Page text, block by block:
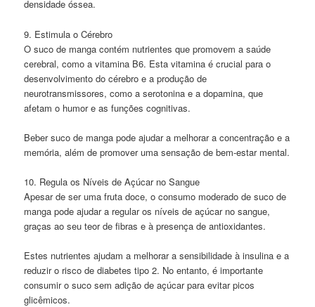
densidade óssea.
9. Estimula o Cérebro
O suco de manga contém nutrientes que promovem a saúde
cerebral, como a vitamina B6. Esta vitamina é crucial para o
desenvolvimento do cérebro e a produção de
neurotransmissores, como a serotonina e a dopamina, que
afetam o humor e as funções cognitivas.
Beber suco de manga pode ajudar a melhorar a concentração e a
memória, além de promover uma sensação de bem-estar mental.
10. Regula os Níveis de Açúcar no Sangue
Apesar de ser uma fruta doce, o consumo moderado de suco de
manga pode ajudar a regular os níveis de açúcar no sangue,
graças ao seu teor de fibras e à presença de antioxidantes.
Estes nutrientes ajudam a melhorar a sensibilidade à insulina e a
reduzir o risco de diabetes tipo 2. No entanto, é importante
consumir o suco sem adição de açúcar para evitar picos
glicêmicos.